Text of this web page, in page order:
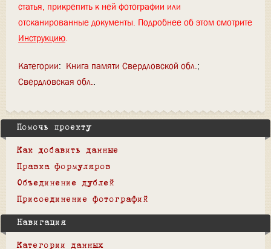
статья, прикрепить к ней фотографии или
отсканированные документы. Подробнее об этом смотрите
Инструкцию.
Категории: Книга памяти Свердловской обл.
Свердловская обл.
Помочь проекту
Как добавить данные
Правка формуляров
Объединение дублей
Присоединение фотографий
Навигация
Категории данных